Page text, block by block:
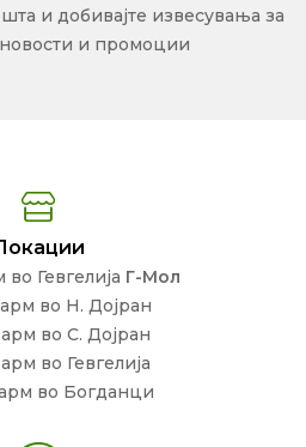
и добивајте извесувања за
и промоции
Гевгелија Г-Мол
во Н. Дојран
во С. Дојран
во Гевгелија
во Богданци